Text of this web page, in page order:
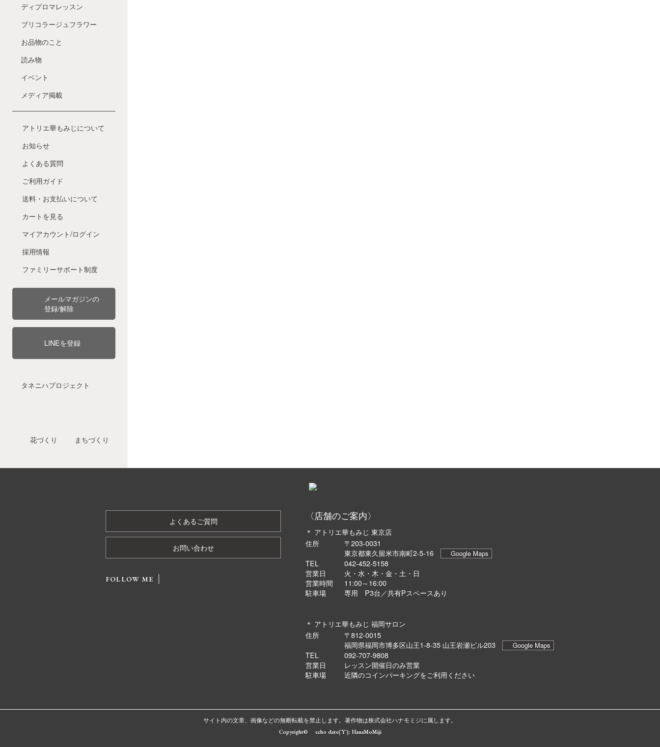
ディプロマレッスン
ブリコラージュフラワー
お品物のこと
読み物
イベント
メディア掲載
アトリエ華もみじについて
お知らせ
よくある質問
ご利用ガイド
送料・お支払いについて
カートを見る
マイアカウント/ログイン
採用情報
ファミリーサポート制度
メールマガジンの
登録/解除
LINEを登録
タネニハプロジェクト
花づくり まちづくり
よくあるご質問
お問い合わせ
FOLLOW ME
〈店舗のご案内〉
＊ アトリエ華もみじ 東京店
住所
〒203-0031
東京都東久留米市南町2-5-16
Google Maps
TEL
042-452-5158
営業日
火・水・木・金・土・日
営業時間
11:00～16:00
駐車場
専用 P3台／共有Pスペースあり
＊ アトリエ華もみじ 福岡サロン
住所
〒812-0015
福岡県福岡市博多区山王1-8-35 山王岩瀬ビル203
Google Maps
TEL
092-707-9808
営業日
レッスン開催日のみ営業
駐車場
近隣のコインパーキングをご利用ください
サイト内の文章、画像などの無断転載を禁止します。著作物は株式会社ハナモミジに属します。
Copyright© echo date('Y'); HanaMoMiji